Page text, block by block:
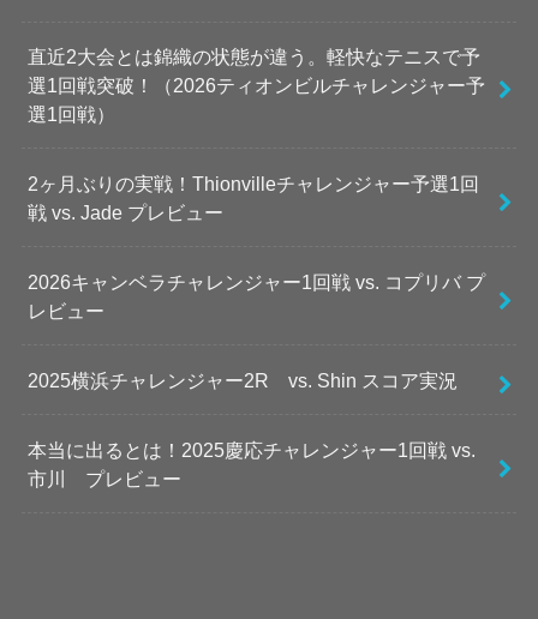
直近2大会とは錦織の状態が違う。軽快なテニスで予
選1回戦突破！（2026ティオンビルチャレンジャー予
選1回戦）
2ヶ月ぶりの実戦！Thionvilleチャレンジャー予選1回
戦 vs. Jade プレビュー
2026キャンベラチャレンジャー1回戦 vs. コプリバ プ
レビュー
2025横浜チャレンジャー2R vs. Shin スコア実況
本当に出るとは！2025慶応チャレンジャー1回戦 vs.
市川 プレビュー